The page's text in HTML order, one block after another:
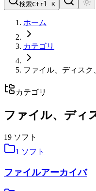
検索Ctrl K
ホーム
カテゴリ
ファイル、ディスク
カテゴリ
ファイル、ディ
19 ソフト
1 ソフト
ファイルアーカイバ